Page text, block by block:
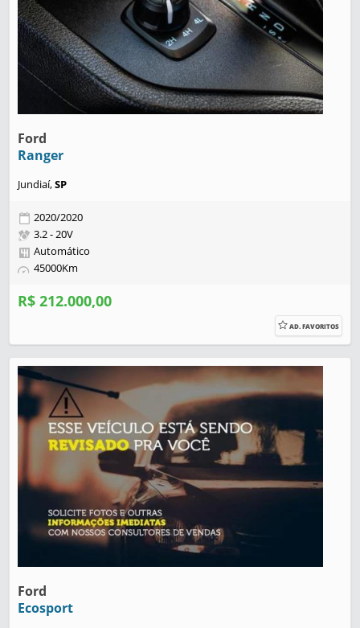
Ford
Ranger
Jundiaí,SP
2020/2020
3.2 - 20V
Automático
45000Km
R$ 212.000,00
AD. FAVORITOS
Ford
Ecosport